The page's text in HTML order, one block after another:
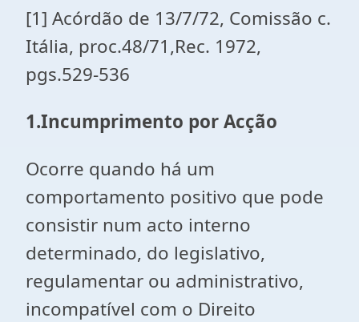
[1] Acórdão de 13/7/72, Comissão c.
Itália, proc.48/71,Rec. 1972,
pgs.529-536
1.Incumprimento por Acção
Ocorre quando há um
comportamento positivo que pode
consistir num acto interno
determinado, do legislativo,
regulamentar ou administrativo,
incompatível com o Direito